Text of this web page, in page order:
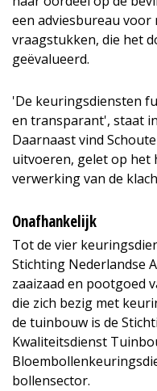
een adviesbureau voor
vraagstukken, die het
geëvalueerd.
'De keuringsdiensten
en transparant', staat
Daarnaast vind
uitvoeren, gelet op het
verwerking van de
Onafhankelijk
Tot de vier
Stichting Nederlandse
zaaizaad en pootgoed
die zich bezig met
de tuinbouw is de
Kwaliteitsdienst
bollensector.